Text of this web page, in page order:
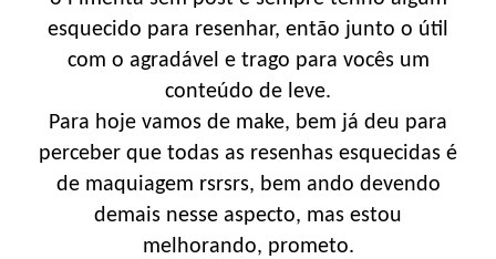
esquecido para resenhar, então junto o útil
com o agradável e trago para vocês um
conteúdo de leve.
Para hoje vamos de make, bem já deu para
perceber que todas as resenhas esquecidas é
de maquiagem rsrsrs, bem ando devendo
demais nesse aspecto, mas estou
melhorando, prometo.